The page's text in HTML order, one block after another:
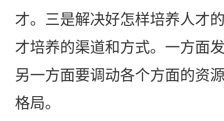
才。三是解决好怎样培养人才
才培养的渠道和方式。一方面
另一方面要调动各个方面的资
格局。